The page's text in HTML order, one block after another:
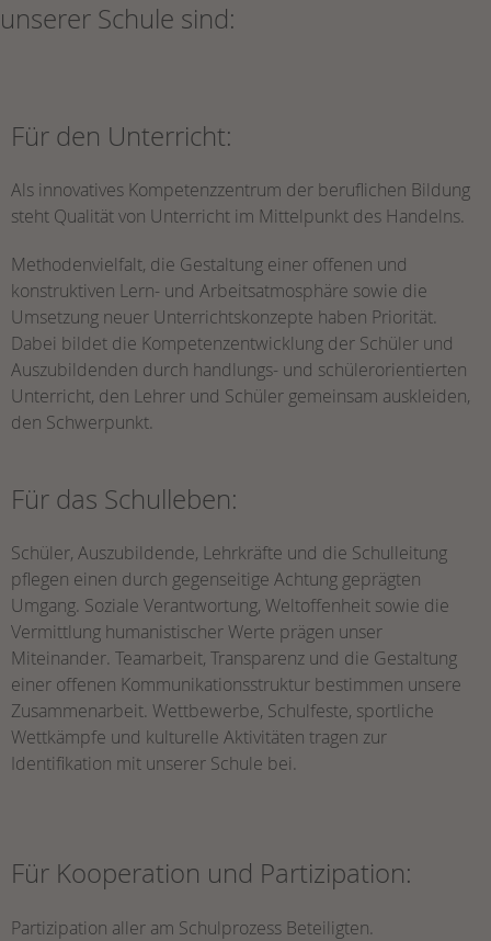
unserer Schule sind:
Für den Unterricht:
Als innovatives Kompetenzzentrum der beruflichen Bildung
steht Qualität von Unterricht im Mittelpunkt des Handelns.
Methodenvielfalt, die Gestaltung einer offenen und
konstruktiven Lern- und Arbeitsatmosphäre sowie die
Umsetzung neuer Unterrichtskonzepte haben Priorität.
Dabei bildet die Kompetenzentwicklung der Schüler und
Auszubildenden durch handlungs- und schülerorientierten
Unterricht, den Lehrer und Schüler gemeinsam auskleiden,
den Schwerpunkt.
Für das Schulleben:
Schüler, Auszubildende, Lehrkräfte und die Schulleitung
pflegen einen durch gegenseitige Achtung geprägten
Umgang. Soziale Verantwortung, Weltoffenheit sowie die
Vermittlung humanistischer Werte prägen unser
Miteinander. Teamarbeit, Transparenz und die Gestaltung
einer offenen Kommunikationsstruktur bestimmen unsere
Zusammenarbeit. Wettbewerbe, Schulfeste, sportliche
Wettkämpfe und kulturelle Aktivitäten tragen zur
Identifikation mit unserer Schule bei.
Für Kooperation und Partizipation:
Partizipation aller am Schulprozess Beteiligten.